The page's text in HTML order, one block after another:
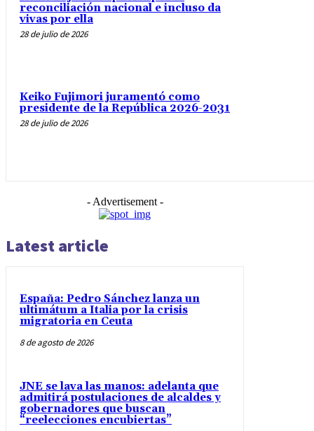
reconciliación nacional e incluso da
vivas por ella
28 de julio de 2026
Keiko Fujimori juramentó como
presidente de la República 2026-2031
28 de julio de 2026
- Advertisement -
Latest article
España: Pedro Sánchez lanza un
ultimátum a Italia por la crisis
migratoria en Ceuta
8 de agosto de 2026
JNE se lava las manos: adelanta que
admitirá postulaciones de alcaldes y
gobernadores que buscan
“reelecciones encubiertas”